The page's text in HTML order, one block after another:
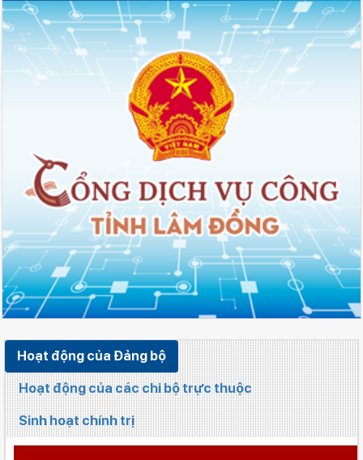
Hoạt động của Đảng bộ
Hoạt động của các chi bộ trực thuộc
Sinh hoạt chính trị